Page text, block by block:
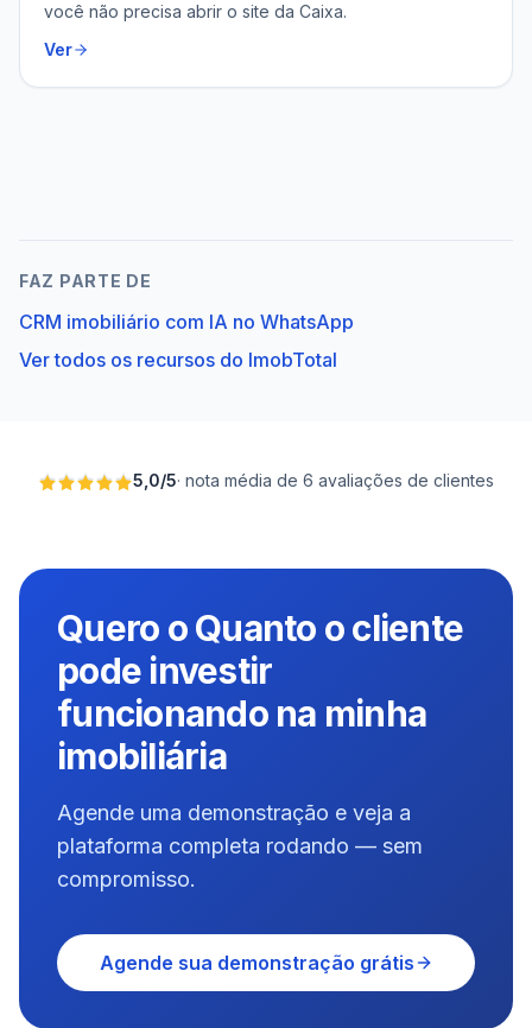
você não precisa abrir o site da Caixa.
Ver
FAZ PARTE DE
CRM imobiliário com IA no WhatsApp
Ver todos os recursos do ImobTotal
5,0/5· nota média de 6 avaliações de clientes
Quero o Quanto o cliente
pode investir
funcionando na minha
imobiliária
Agende uma demonstração e veja a
plataforma completa rodando — sem
compromisso.
Agende sua demonstração grátis